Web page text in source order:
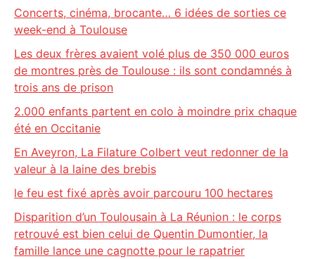
Concerts, cinéma, brocante… 6 idées de sorties ce
week-end à Toulouse
Les deux frères avaient volé plus de 350 000 euros
de montres près de Toulouse : ils sont condamnés à
trois ans de prison
2.000 enfants partent en colo à moindre prix chaque
été en Occitanie
En Aveyron, La Filature Colbert veut redonner de la
valeur à la laine des brebis
le feu est fixé après avoir parcouru 100 hectares
Disparition d’un Toulousain à La Réunion : le corps
retrouvé est bien celui de Quentin Dumontier, la
famille lance une cagnotte pour le rapatrier